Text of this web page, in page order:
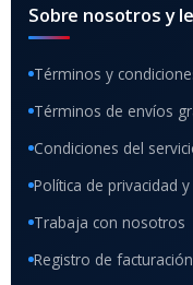
Sobre nosotros y
Términos y
Términos de envíos
Condiciones del
Política de privacidad
Trabaja con nosotros
Registro de